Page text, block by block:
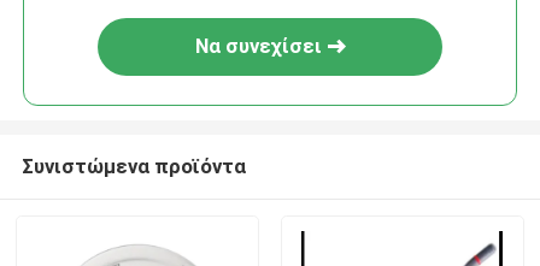
Να συνεχίσει
Συνιστώμενα προϊόντα